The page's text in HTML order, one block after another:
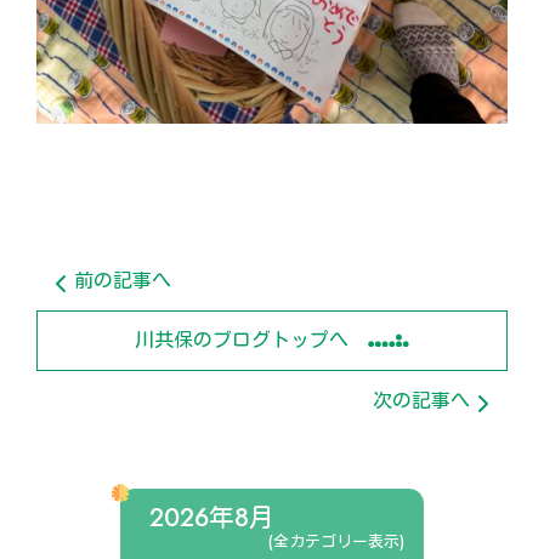
前の記事へ
川共保のブログトップへ
次の記事へ
2026年8月
(全カテゴリー表示)